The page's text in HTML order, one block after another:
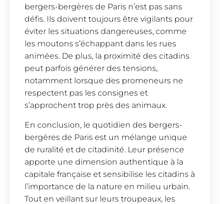
bergers-bergères de Paris n’est pas sans
défis. Ils doivent toujours être vigilants pour
éviter les situations dangereuses, comme
les moutons s’échappant dans les rues
animées. De plus, la proximité des citadins
peut parfois générer des tensions,
notamment lorsque des promeneurs ne
respectent pas les consignes et
s’approchent trop près des animaux.
En conclusion, le quotidien des bergers-
bergères de Paris est un mélange unique
de ruralité et de citadinité. Leur présence
apporte une dimension authentique à la
capitale française et sensibilise les citadins à
l’importance de la nature en milieu urbain.
Tout en veillant sur leurs troupeaux, les